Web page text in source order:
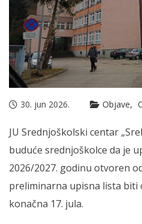
30. jun 2026. Objave
JU Srednjoškolski centar
buduće srednjoškolce da je
2026/2027. godinu otvoren
preliminarna upisna lista biti
konačna 17. jula.